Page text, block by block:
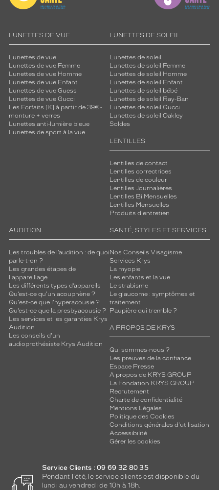
LUNETTES DE VUE
Lunettes de vue
Lunettes de vue Femme
Lunettes de vue Homme
Lunettes de vue Enfant
Lunettes de vue Guess
Lunettes de vue Gucci
Les Forfaits [K] à partir de 39€ -
monture + verres
Lunettes anti-lumière bleue
Lunettes de sport à la vue
LUNETTES DE SOLEIL
Lunettes de soleil
Lunettes de soleil Femme
Lunettes de soleil Homme
Lunettes de soleil Enfant
Lunettes de soleil bébé
Lunettes de soleil Ray-Ban
Lunettes de soleil Gucci
Lunettes de soleil Oakley
Soldes
LENTILLES
Lentilles de contact
Lentilles correctrices
Lentilles de couleur
Lentilles Journalières
Lentilles Bi Mensuelles
Lentilles Mensuelles
Produits d'entretien
AUDITION
Les troubles de l’audition : de quoi
parle-t-on ?
Les grandes étapes de
l'appareillage
Les différents types d’appareils
Qu’est-ce qu'un acouphène ?
Qu'est-ce que l'hyperacousie ?
Qu’est-ce que la presbyacousie ?
Les services et les garanties Krys
Audition
Les conseils d'un
audioprothésiste Krys Audition
SANTÉ, STYLES ET SERVICES
Nos Conseils Visagisme
Services Krys
La myopie
Les enfants et la vue
Le strabisme
Le glaucome : symptômes et
traitement
Paupière qui tremble ?
A PROPOS DE KRYS
Qui sommes-nous ?
Les preuves de la confiance
Espace Presse
A propos de KRYS GROUP
La Fondation KRYS GROUP
Recrutement
Charte de confidentialité
Mentions Légales
Politique des Cookies
Conditions générales d'utilisation
Accessibilité
Gérer les cookies
Service Clients : 09 69 32 80 35
Pendant l'été, le service clients est disponible du
lundi au vendredi de 10h à 18h.